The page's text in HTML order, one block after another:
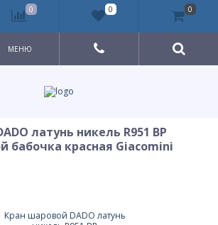
МЕНЮ
латунь никель R951 ВР
бабочка красная Giacomini
0 0 0